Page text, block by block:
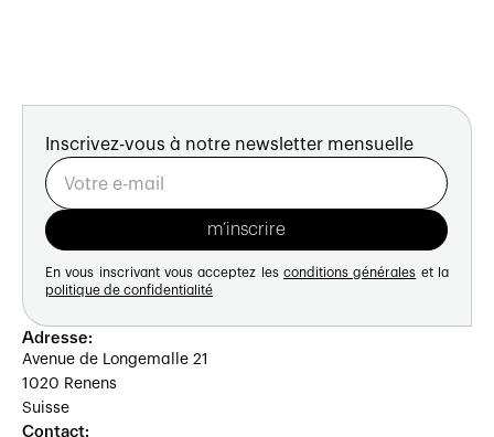
Inscrivez-vous à notre newsletter mensuelle
En vous inscrivant vous acceptez les conditions générales et la
politique de confidentialité
Adresse:
Avenue de Longemalle 21
1020 Renens
Suisse
Contact: